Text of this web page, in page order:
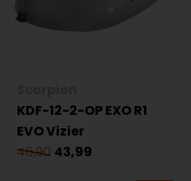
KDF-12-2-OP EXO R1
EVO Vizier
46,90 43,99